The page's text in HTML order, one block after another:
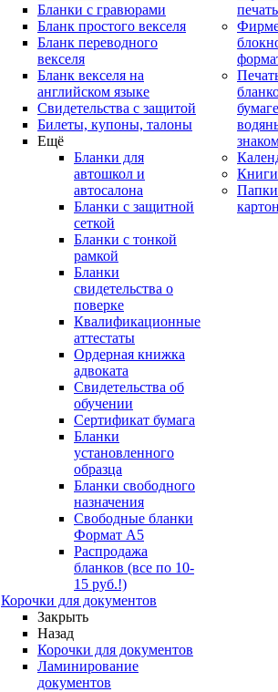
Бланки с гравюрами
Бланк простого векселя
Бланк переводного
векселя
Бланк векселя на
английском языке
Свидетельства с защитой
Билеты, купоны, талоны
Ещё
Бланки для
автошкол и
автосалона
Бланки с защитной
сеткой
Бланки с тонкой
рамкой
Бланки
свидетельства о
поверке
Квалификационные
аттестаты
Ордерная книжка
адвоката
Свидетельства об
обучении
Сертификат бумага
Бланки
установленного
образца
Бланки свободного
назначения
Свободные бланки
Формат А5
Распродажа
бланков (все по 10-
15 руб.!)
Корочки для документов
Закрыть
Назад
Корочки для документов
Ламинирование
документов
печать
Книги
Папки